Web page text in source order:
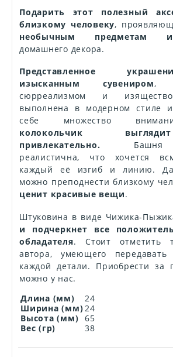
Подарить этот полезный
близкому человеку,
необычным предметам
домашнего декора.
Представленное
изысканным сувениром,
сюрреализмом и
выполнена в модерном стиле
себе множество
колокольчик
привлекательно. Башня
реалистична, что хочется
каждый её изгиб и линию.
можно преподнести близкому
ценит красивые вещи.
Штуковина в виде Чижика-
и подчеркнет все
обладателя. Стоит отметить
автора, умеющего
каждой детали. Приобрести за
можно у нас.
Длина (мм)
24
Ширина (мм)24
Высота (мм)
65
Вес (гр)
38